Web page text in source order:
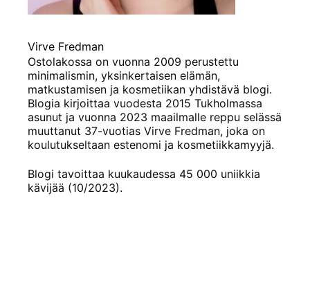
Virve Fredman
Ostolakossa on vuonna 2009 perustettu
minimalismin, yksinkertaisen elämän,
matkustamisen ja kosmetiikan yhdistävä blogi.
Blogia kirjoittaa vuodesta 2015 Tukholmassa
asunut ja vuonna 2023 maailmalle reppu selässä
muuttanut 37-vuotias Virve Fredman, joka on
koulutukseltaan estenomi ja kosmetiikkamyyjä.
Blogi tavoittaa kuukaudessa 45 000 uniikkia
kävijää (10/2023).